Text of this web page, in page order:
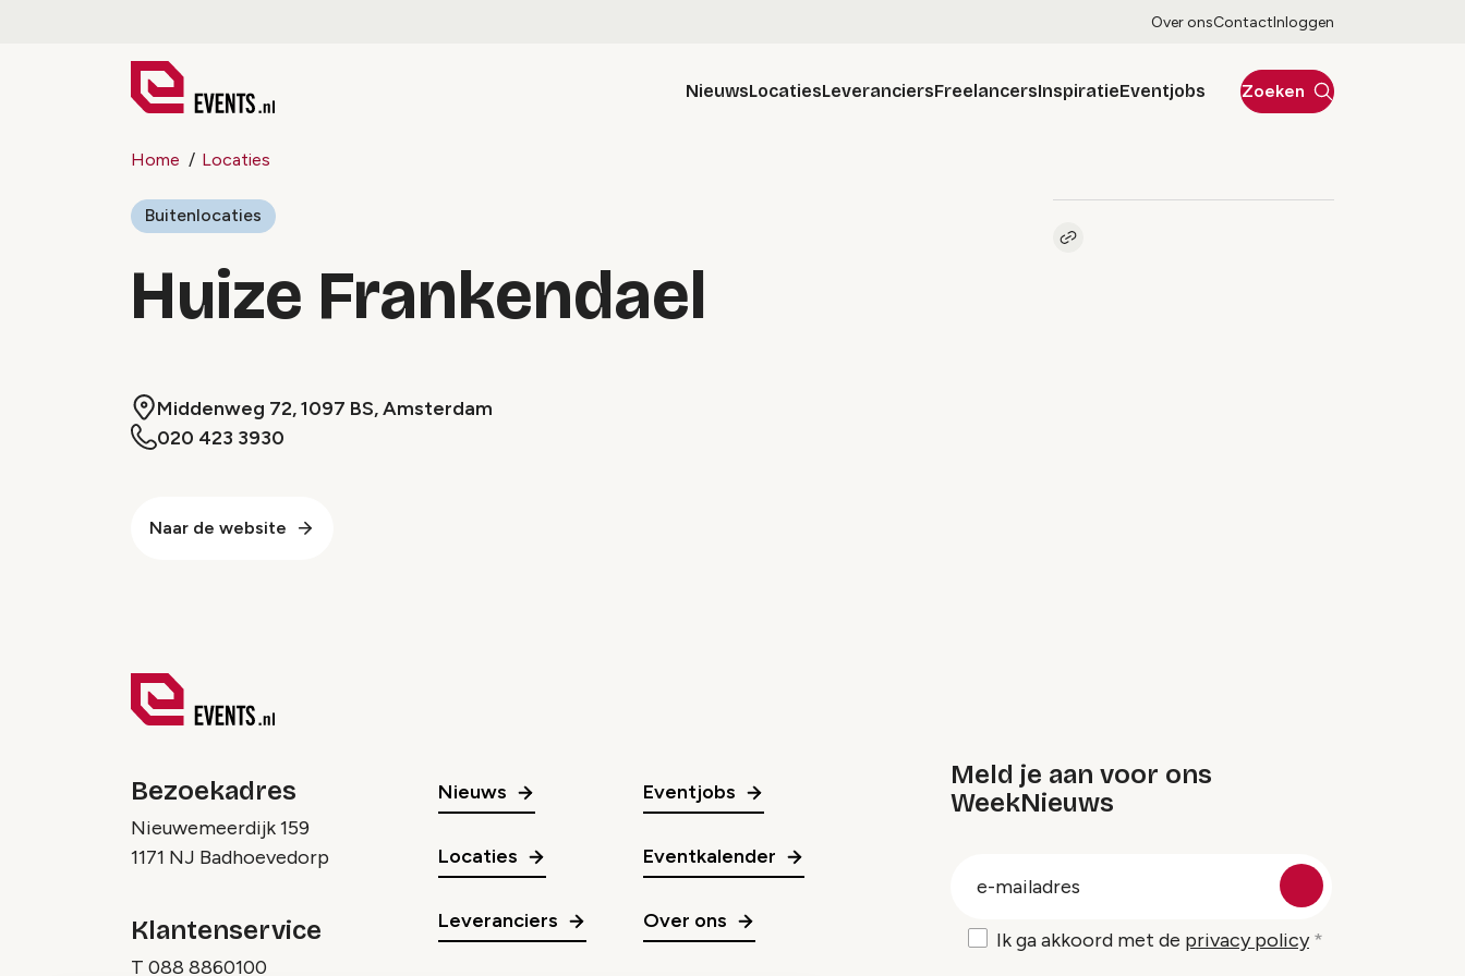
Over onsContactInloggen
NieuwsLocatiesLeveranciersFreelancersInspiratieEventjobs Zoeken
Home Locaties
Buitenlocaties
Huize Frankendael
Middenweg 72, 1097 BS, Amsterdam
020 423 3930
Naar de website
Kopieer link naar pagina
Bezoekadres
Nieuwemeerdijk 159
1171 NJ Badhoevedorp
Klantenservice
T 088 8860100
Nieuws
Locaties
Leveranciers
Eventjobs
Eventkalender
Over ons
Meld je aan voor ons
WeekNieuws
Ik ga akkoord met de privacy policy